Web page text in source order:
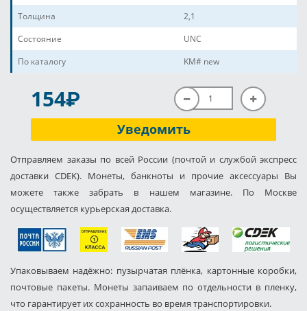
Толщина
2,1
Состояние
UNC
По каталогу
KM# new
154P
Уведомить
Отправляем заказы по всей России (почтой и службой экспресс
доставки CDEK). Монеты, банкноты и прочие аксессуары Вы
можете также забрать в нашем магазине. По Москве
осуществляется курьерская доставка.
Упаковываем надёжно: пузырчатая плёнка, картонные коробки,
почтовые пакеты. Монеты запаиваем по отдельности в пленку,
что гарантирует их сохранность во время транспортировки.